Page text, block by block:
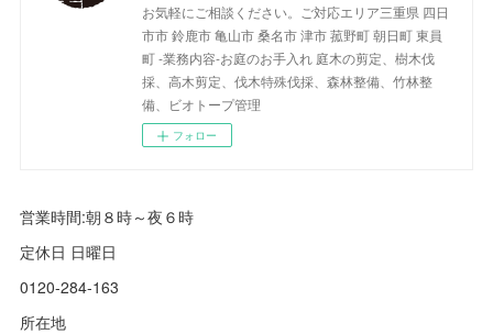
お気軽にご相談ください。ご対応エリア三重県 四日
市市 鈴鹿市 亀山市 桑名市 津市 菰野町 朝日町 東員
町 -業務内容-お庭のお手入れ 庭木の剪定、樹木伐
採、高木剪定、伐木特殊伐採、森林整備、竹林整
備、ビオトープ管理
フォロー
営業時間:朝８時～夜６時
定休日 日曜日
0120-284-163
所在地